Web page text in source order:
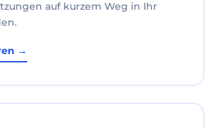
auf kurzem Weg in Ihr
→